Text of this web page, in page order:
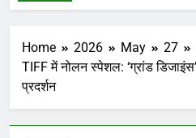
Home 2026 May
27
TIFF में नोलन स्पेशल: ‘ग्रांड
प्रदर्शन